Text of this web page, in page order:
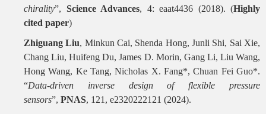
chirality”, Science Advances, 4: eaat4436 (2018). (Highly
cited paper)
Zhiguang Liu, Minkun Cai, Shenda Hong, Junli Shi, Sai Xie,
Chang Liu, Huifeng Du, James D. Morin, Gang Li, Liu Wang,
Hong Wang, Ke Tang, Nicholas X. Fang*, Chuan Fei Guo*.
“Data-driven inverse design of flexible pressure
sensors”, PNAS, 121, e2320222121 (2024).